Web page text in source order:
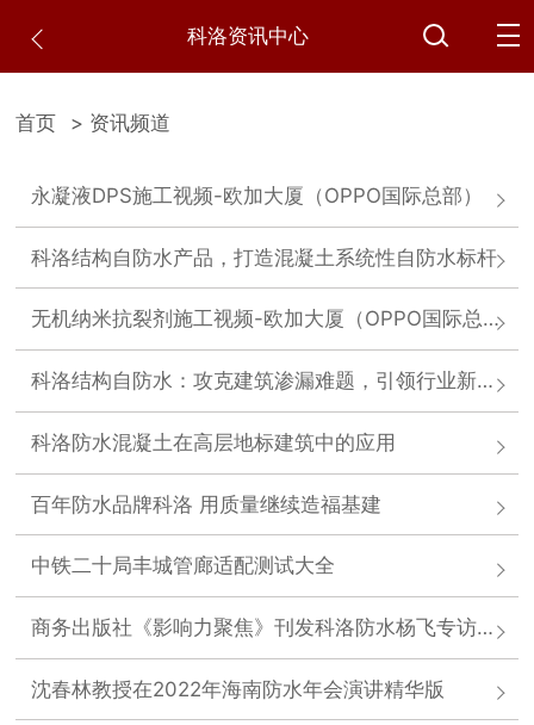
科洛资讯中心
首页 > 资讯频道
永凝液DPS施工视频-欧加大厦（OPPO国际总部）
科洛结构自防水产品，打造混凝土系统性自防水标杆
无机纳米抗裂剂施工视频-欧加大厦（OPPO国际总部）
科洛结构自防水：攻克建筑渗漏难题，引领行业新发展
科洛防水混凝土在高层地标建筑中的应用
百年防水品牌科洛 用质量继续造福基建
中铁二十局丰城管廊适配测试大全
商务出版社《影响力聚焦》刊发科洛防水杨飞专访报道
沈春林教授在2022年海南防水年会演讲精华版